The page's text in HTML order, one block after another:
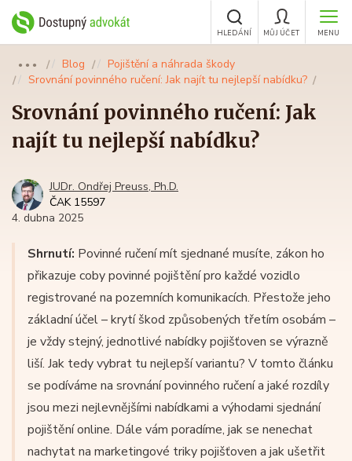
MENU
MŮJ ÚČET
HLEDÁNÍ
●●● Blog
Pojištění a náhrada škody
Srovnání povinného ručení: Jak najít tu nejlepší nabídku?
Srovnání povinného ručení: Jak
najít tu nejlepší nabídku?
JUDr. Ondřej Preuss, Ph.D.
ČAK 15597
4. dubna 2025
Shrnutí: Povinné ručení mít sjednané musíte, zákon ho
přikazuje coby povinné pojištění pro každé vozidlo
registrované na pozemních komunikacích. Přestože jeho
základní účel – krytí škod způsobených třetím osobám –
je vždy stejný, jednotlivé nabídky pojišťoven se výrazně
liší. Jak tedy vybrat tu nejlepší variantu? V tomto článku
se podíváme na srovnání povinného ručení a jaké rozdíly
jsou mezi nejlevnějšími nabídkami a výhodami sjednání
pojištění online. Dále vám poradíme, jak se nenechat
nachytat na marketingové triky pojišťoven a jak ušetřit